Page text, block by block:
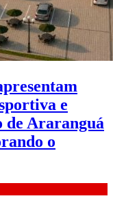
e
de Araranguá
o